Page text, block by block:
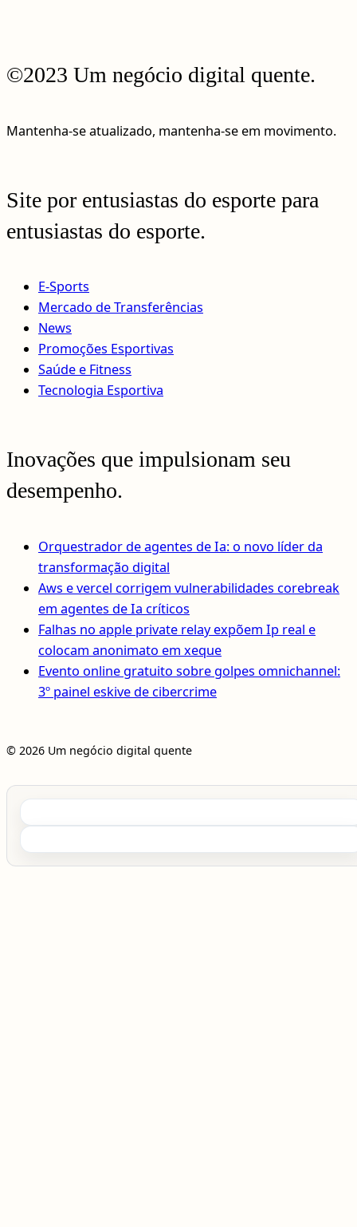
©2023 Um negócio digital quente.
Mantenha-se atualizado, mantenha-se em movimento.
Site por entusiastas do esporte para
entusiastas do esporte.
E-Sports
Mercado de Transferências
News
Promoções Esportivas
Saúde e Fitness
Tecnologia Esportiva
Inovações que impulsionam seu
desempenho.
Orquestrador de agentes de Ia: o novo líder da
transformação digital
Aws e vercel corrigem vulnerabilidades corebreak
em agentes de Ia críticos
Falhas no apple private relay expõem Ip real e
colocam anonimato em xeque
Evento online gratuito sobre golpes omnichannel:
3º painel eskive de cibercrime
© 2026 Um negócio digital quente